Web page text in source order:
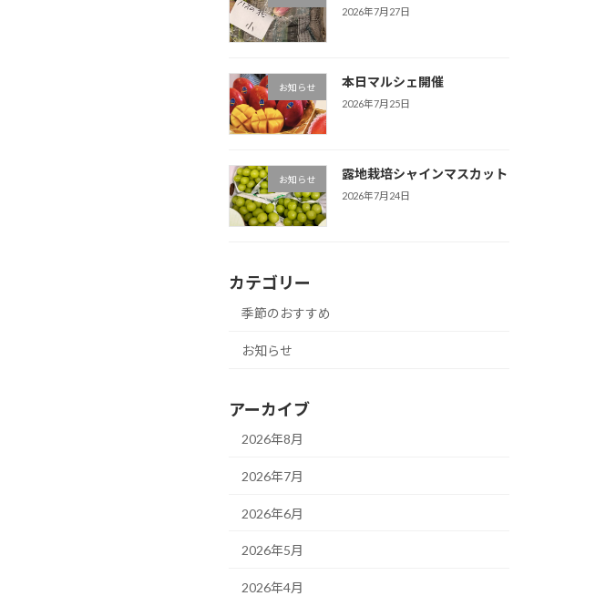
2026年7月27日
お知らせ 本日マルシェ開催
2026年7月25日
お知らせ 露地栽培シャインマスカット
2026年7月24日
カテゴリー
季節のおすすめ
お知らせ
アーカイブ
2026年8月
2026年7月
2026年6月
2026年5月
2026年4月